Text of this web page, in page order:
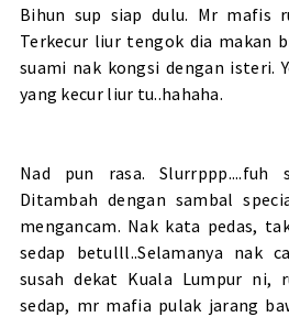
Bihun sup siap dulu. Mr mafis
Terkecur liur tengok dia makan
suami nak kongsi dengan isteri.
yang kecur liur tu..hahaha.
Nad pun rasa. Slurrppp....fuh
Ditambah dengan sambal
mengancam. Nak kata pedas,
sedap betulll..Selamanya nak
susah dekat Kuala Lumpur ni,
sedap, mr mafia pulak jarang